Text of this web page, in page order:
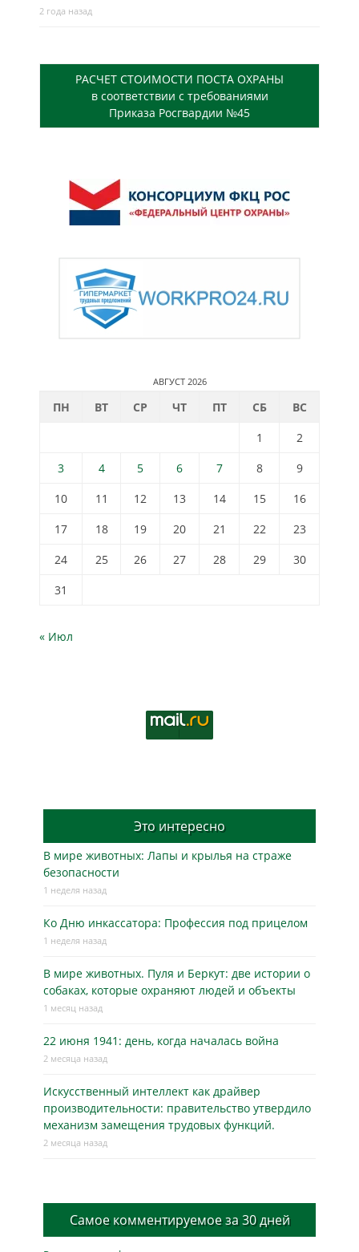
2 года назад
РАСЧЕТ СТОИМОСТИ ПОСТА ОХРАНЫ
в соответствии с требованиями
Приказа Росгвардии №45
АВГУСТ 2026
ПН ВТ СР ЧТ ПТ СБ
ВС
1
2
3
4 5 6 7 8
9
10
11 12 13 14 15
16
17
18 19 20 21 22
23
24
25 26 27 28 29
30
31
« Июл
Это интересно
В мире животных: Лапы и крылья на страже
безопасности
1 неделя назад
Ко Дню инкассатора: Профессия под прицелом
1 неделя назад
В мире животных. Пуля и Беркут: две истории о
собаках, которые охраняют людей и объекты
1 месяц назад
22 июня 1941: день, когда началась война
2 месяца назад
Искусственный интеллект как драйвер
производительности: правительство утвердило
механизм замещения трудовых функций.
2 месяца назад
Самое комментируемое за 30 дней